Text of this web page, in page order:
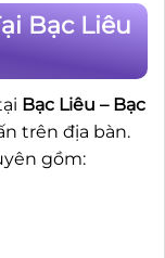
Bạc Liêu
Bạc Liêu – Bạc
trên địa bàn.
gồm: